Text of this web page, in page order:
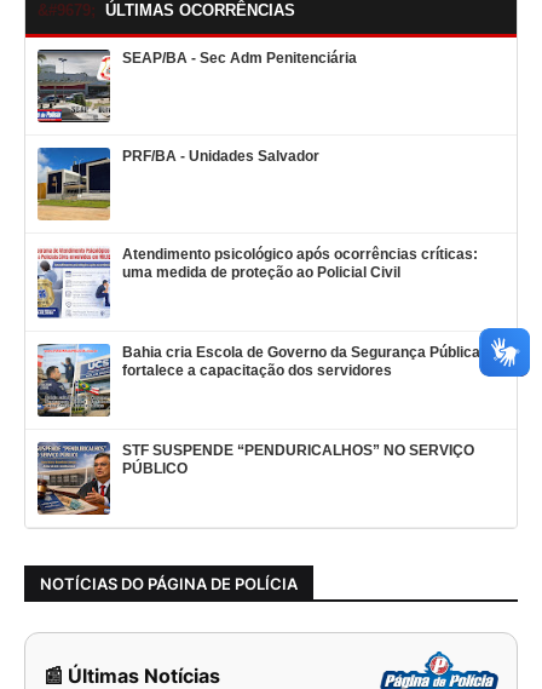
ÚLTIMAS OCORRÊNCIAS
SEAP/BA - Sec Adm Penitenciária
PRF/BA - Unidades Salvador
Atendimento psicológico após ocorrências críticas:
uma medida de proteção ao Policial Civil
Bahia cria Escola de Governo da Segurança Pública e
fortalece a capacitação dos servidores
STF SUSPENDE “PENDURICALHOS” NO SERVIÇO
PÚBLICO
NOTÍCIAS DO PÁGINA DE POLÍCIA
📰 Últimas Notícias